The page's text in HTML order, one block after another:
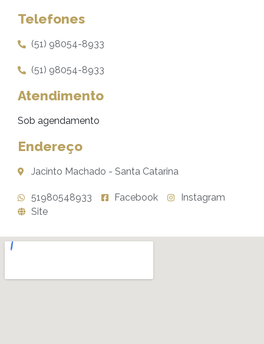
Telefones
(51) 98054-8933
(51) 98054-8933
Atendimento
Sob agendamento
Endereço
Jacinto Machado - Santa Catarina
51980548933 Facebook
Instagram
Site